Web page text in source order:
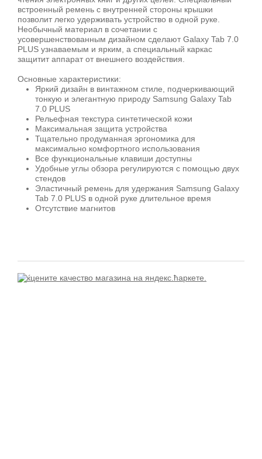
встроенный ремень с внутренней стороны крышки
позволит легко удерживать устройство в одной руке.
Необычный материал в сочетании с
усовершенствованным дизайном сделают Galaxy Tab 7.0
PLUS узнаваемым и ярким, а специальный каркас
защитит аппарат от внешнего воздействия.
Основные характеристики:
Яркий дизайн в винтажном стиле, подчеркивающий
тонкую и элегантную природу Samsung Galaxy Tab
7.0 PLUS
Рельефная текстура синтетической кожи
Максимальная защита устройства
Тщательно продуманная эргономика для
максимально комфортного использования
Все функциональные клавиши доступны
Удобные углы обзора регулируются с помощью двух
стендов
Эластичный ремень для удержания Samsung Galaxy
Tab 7.0 PLUS в одной руке длительное время
Отсутствие магнитов